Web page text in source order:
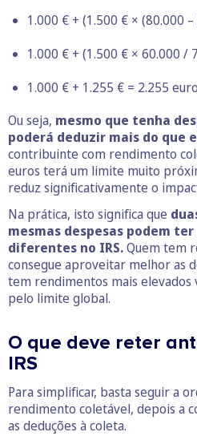
1.000 € + (1.500 € × (80.000
1.000 € + (1.500 € × 60.000 /
1.000 € + 1.255 € = 2.255
Ou seja, mesmo que tenha
poderá deduzir mais do que
contribuinte com rendimento
euros terá um limite muito
reduz significativamente o
Na prática, isto significa que
mesmas despesas podem
diferentes no IRS.Quem tem
consegue aproveitar melhor as
tem rendimentos mais elevados
pelo limite global.
O que deve reter
IRS
Para simplificar, basta seguir a
rendimento coletável, depois a
as deduções à coleta.